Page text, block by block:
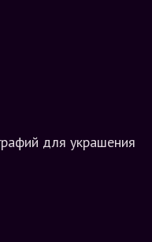
для украшения